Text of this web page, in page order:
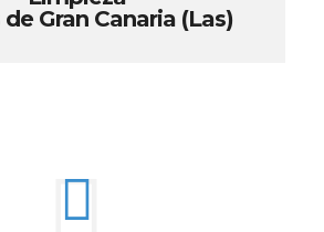
Gran Canaria (Las)